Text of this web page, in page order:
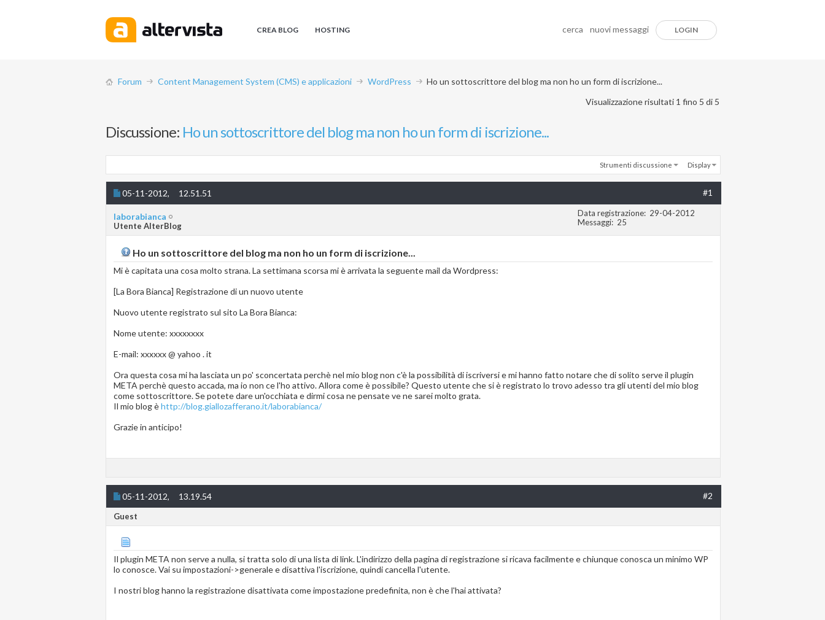
CREA BLOG HOSTING cerca nuovi messaggi LOGIN
Forum Content Management System (CMS) e applicazioni WordPress
Ho un sottoscrittore del blog ma non ho un form di iscrizione...
Visualizzazione risultati 1 fino 5 di 5
Discussione: Ho un sottoscrittore del blog ma non ho un form di iscrizione...
Strumenti discussione Display
05-11-2012, 12.51.51 #1
laborabianca
Utente AlterBlog
Data registrazione
29-04-2012
Messaggi
25
Ho un sottoscrittore del blog ma non ho un form di iscrizione...
Mi è capitata una cosa molto strana. La settimana scorsa mi è arrivata la seguente mail da Wordpress:
[La Bora Bianca] Registrazione di un nuovo utente
Nuovo utente registrato sul sito La Bora Bianca:
Nome utente: xxxxxxxx
E-mail: xxxxxx @ yahoo . it
Ora questa cosa mi ha lasciata un po' sconcertata perchè nel mio blog non c'è la possibilità di iscriversi e mi hanno fatto notare che di solito serve il plugin
META perchè questo accada, ma io non ce l'ho attivo. Allora come è possibile? Questo utente che si è registrato lo trovo adesso tra gli utenti del mio blog
come sottoscrittore. Se potete dare un'occhiata e dirmi cosa ne pensate ve ne sarei molto grata.
Il mio blog èhttp://blog.giallozafferano.it/laborabianca/
Grazie in anticipo!
05-11-2012, 13.19.54 #2
Guest
Il plugin META non serve a nulla, si tratta solo di una lista di link. L'indirizzo della pagina di registrazione si ricava facilmente e chiunque conosca un minimo WP
lo conosce. Vai su impostazioni->generale e disattiva l'iscrizione, quindi cancella l'utente.
I nostri blog hanno la registrazione disattivata come impostazione predefinita, non è che l'hai attivata?